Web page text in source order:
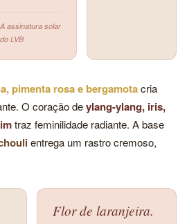
A assinatura solar
do LVB
pimenta rosa e bergamotacria
O coração deylang-ylang, iris,
traz feminilidade radiante. A base
entrega um rastro cremoso,
Flor de laranjeira.